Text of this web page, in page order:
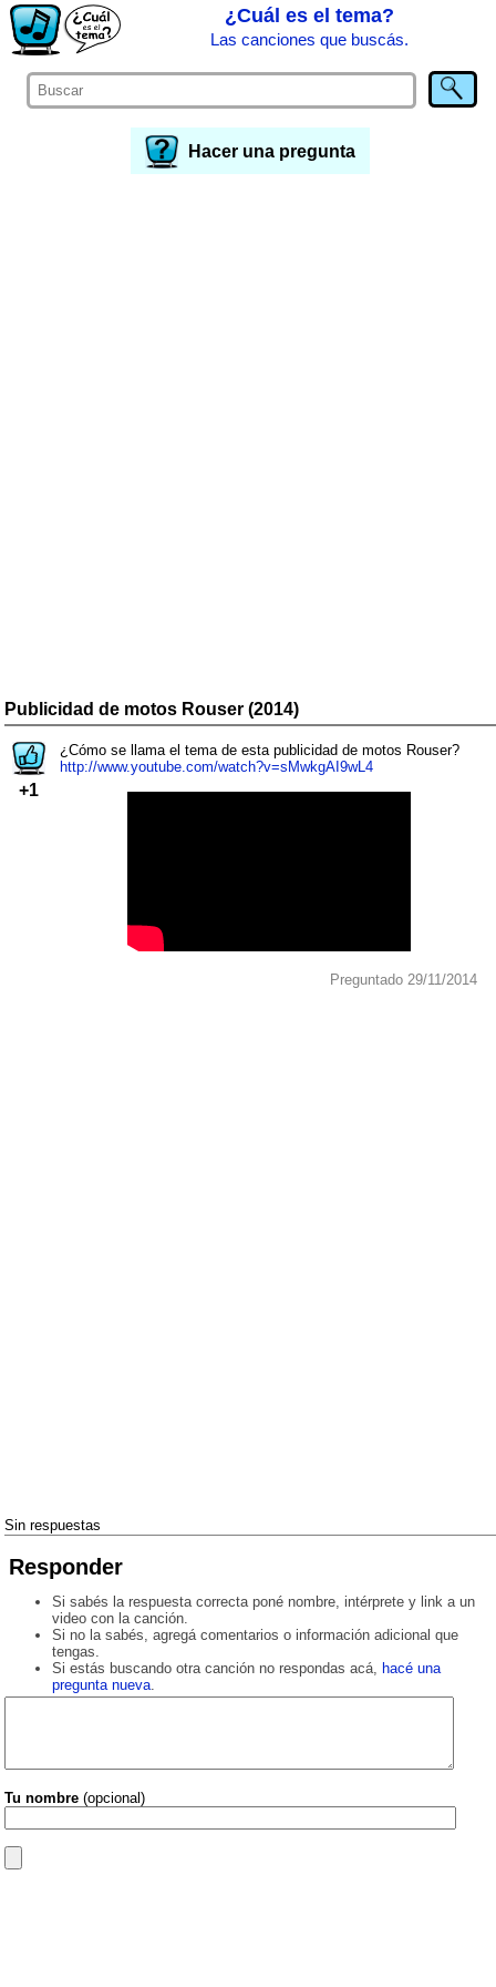
¿Cuál es el tema?
Las canciones que buscás.
Hacer una pregunta
Publicidad de motos Rouser (2014)
+1
¿Cómo se llama el tema de esta publicidad de motos Rouser?
http://www.youtube.com/watch?v=sMwkgAI9wL4
Preguntado 29/11/2014
Sin respuestas
Responder
Si sabés la respuesta correcta poné nombre, intérprete y link a un
video con la canción.
Si no la sabés, agregá comentarios o información adicional que
tengas.
Si estás buscando otra canción no respondas acá, hacé una
pregunta nueva.
Tu nombre (opcional)